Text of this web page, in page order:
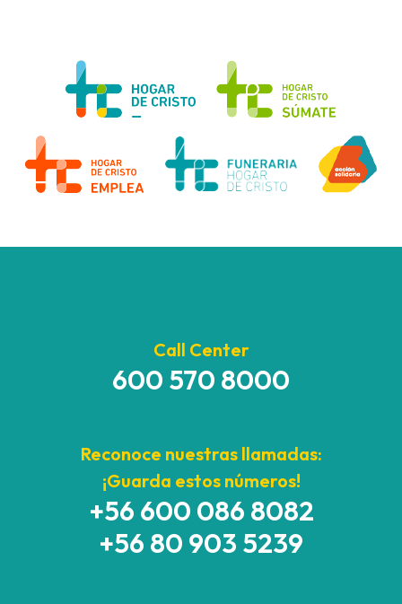
Call Center
600 570 8000
Reconoce nuestras llamadas:
¡Guarda estos números!
+56 600 086 8082
+56 80 903 5239